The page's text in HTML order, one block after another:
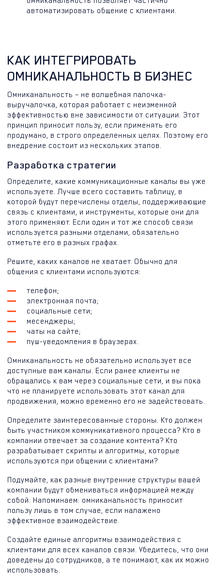
автоматизировать общение с клиентами.
КАК ИНТЕГРИРОВАТЬ
ОМНИКАНАЛЬНОСТЬ В БИЗНЕС
Омниканальность – не волшебная палочка-
выручалочка, которая работает с неизменной
эффективностью вне зависимости от ситуации. Этот
принцип приносит пользу, если применять его
продумано, в строго определенных целях. Поэтому его
внедрение состоит из нескольких этапов.
Разработка стратегии
Определите, какие коммуникационные каналы вы уже
используете. Лучше всего составить таблицу, в
которой будут перечислены отделы, поддерживающие
связь с клиентами, и инструменты, которые они для
этого применяют. Если один и тот же способ связи
используется разными отделами, обязательно
отметьте его в разных графах.
Решите, каких каналов не хватает. Обычно для
общения с клиентами используются:
телефон;
электронная почта;
социальные сети;
месенджеры;
чаты на сайте;
пуш-уведомления в браузерах.
Омниканальность не обязательно использует все
доступные вам каналы. Если ранее клиенты не
обращались к вам через социальные сети, и вы пока
что не планируете использовать этот канал для
продвижения, можно временно его не задействовать.
Определите заинтересованные стороны. Кто должен
быть участником коммуникативного процесса? Кто в
компании отвечает за создание контента? Кто
разрабатывает скрипты и алгоритмы, которые
используются при общении с клиентами?
Подумайте, как разные внутренние структуры вашей
компании будут обмениваться информацией между
собой. Напоминаем: омниканальность приносит
пользу лишь в том случае, если налажено
эффективное взаимодействие.
Создайте единые алгоритмы взаимодействия с
клиентами для всех каналов связи. Убедитесь, что они
доведены до сотрудников, а те понимают, как их можно
использовать.